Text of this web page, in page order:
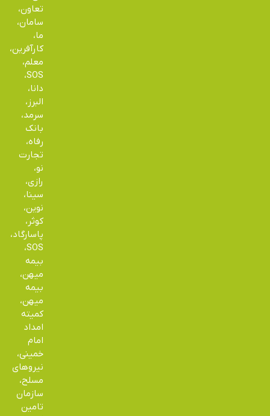
تعاون،
سامان،
ما،
کارآفرین،
معلم،
SOS،
دانا،
البرز،
سرمد،
بانک
رفاه،
تجارت
نو،
رازی،
سینا،
نوین،
کوثر،
پاسارگاد،
SOS،
بیمه
میهن،
بیمه
میهن،
کمیته
امداد
امام
خمینی،
نیروهای
مسلح،
سازمان
تامین